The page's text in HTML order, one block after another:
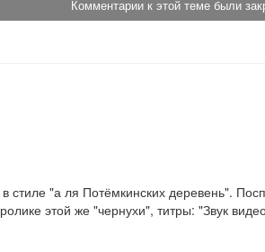
Комментарии к этой теме были
стиле "а ля Потёмкинских деревень".
этой же "чернухи", титры: "Звук